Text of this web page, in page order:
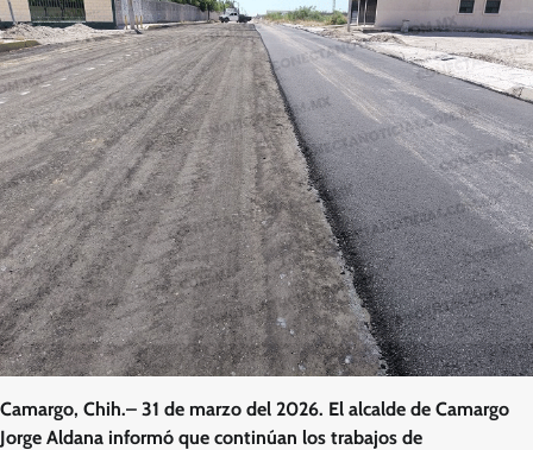
Camargo, Chih.– 31 de marzo del 2026. El alcalde de Camargo
Jorge Aldana informó que continúan los trabajos de